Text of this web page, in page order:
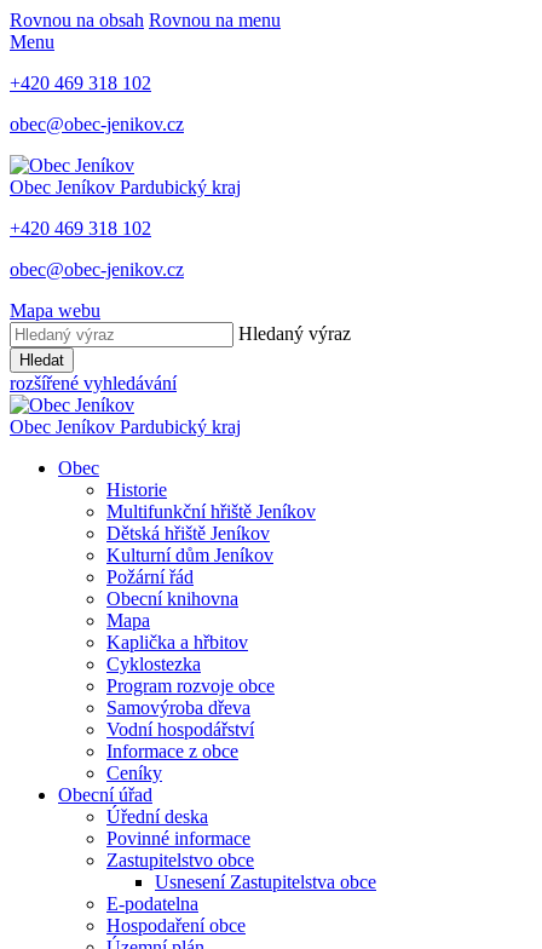
Rovnou na obsah Rovnou na menu
Menu
+420 469 318 102
obec@obec-jenikov.cz
Obec Jeníkov Pardubický kraj
+420 469 318 102
obec@obec-jenikov.cz
Mapa webu
Hledaný výraz
Hledat
rozšířené vyhledávání
Obec Jeníkov Pardubický kraj
Obec
Historie
Multifunkční hřiště Jeníkov
Dětská hřiště Jeníkov
Kulturní dům Jeníkov
Požární řád
Obecní knihovna
Mapa
Kaplička a hřbitov
Cyklostezka
Program rozvoje obce
Samovýroba dřeva
Vodní hospodářství
Informace z obce
Ceníky
Obecní úřad
Úřední deska
Povinné informace
Zastupitelstvo obce
Usnesení Zastupitelstva obce
E-podatelna
Hospodaření obce